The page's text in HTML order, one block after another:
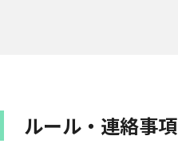
ルール・連絡事項